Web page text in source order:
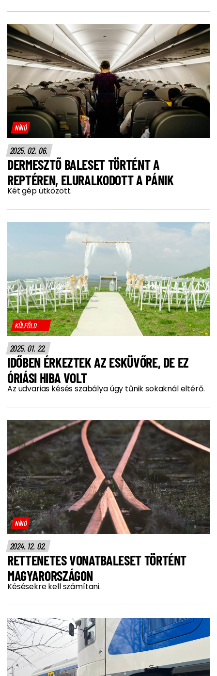
NÍNÓ
2025. 02. 06.
DERMESZTŐ BALESET TÖRTÉNT A
REPTÉREN, ELURALKODOTT A PÁNIK
Két gép ütközött.
KÜLFÖLD
2025. 01. 22.
IDŐBEN ÉRKEZTEK AZ ESKÜVŐRE, DE EZ
ÓRIÁSI HIBA VOLT
Az udvarias késés szabálya úgy tűnik sokaknál eltérő.
NÍNÓ
2024. 12. 02.
RETTENETES VONATBALESET TÖRTÉNT
MAGYARORSZÁGON
Késésekre kell számítani.